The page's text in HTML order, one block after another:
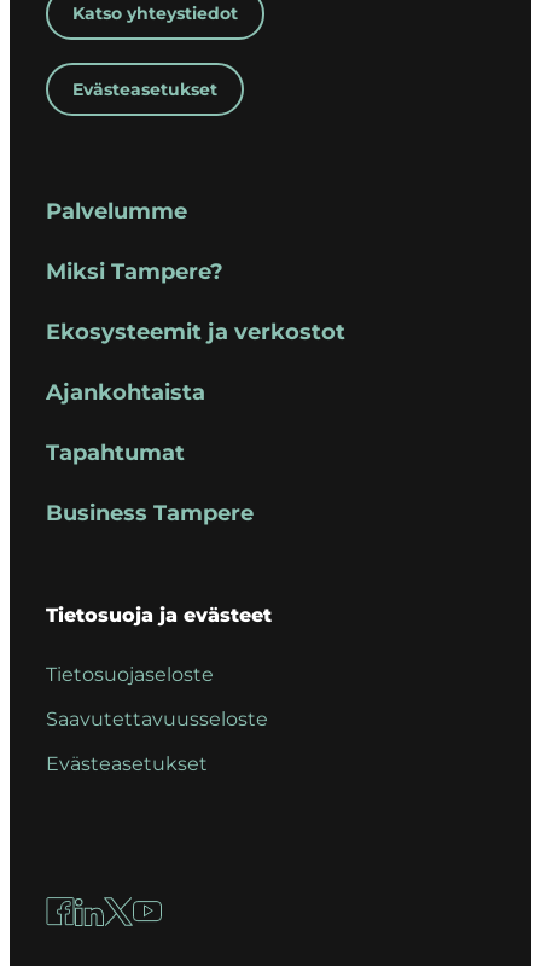
Katso yhteystiedot
Evästeasetukset
Palvelumme
Miksi Tampere?
Ekosysteemit ja verkostot
Ajankohtaista
Tapahtumat
Business Tampere
Tietosuoja ja evästeet
Tietosuojaseloste
Saavutettavuusseloste
Evästeasetukset
Facebook
LinkedIn
X YouTube